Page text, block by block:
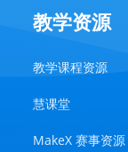
教学资源
教学课程资源
慧课堂
MakeX 赛事资源